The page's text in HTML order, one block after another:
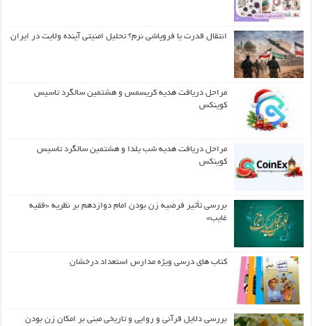
انتقال قدرت یا فروپاشی نرم؟ تحلیل امنیتی آینده ولایت در ایران
مراحل دریافت هدیه کریسمس و هشتمین سالگرد تاسیس
کوینکس
مراحل دریافت هدیه شب یلدا و هشتمین سالگرد تاسیس
کوینکس
بررسی تأثیر فرضیه زن بودن امام دوازدهم بر نظریه «فقیه
غایب»
کتاب های درسی ویژه مدارس استعداد درخشان
بررسی دلایل قرآنی و روایی و تاریخی مبنی بر امکان زن بودن